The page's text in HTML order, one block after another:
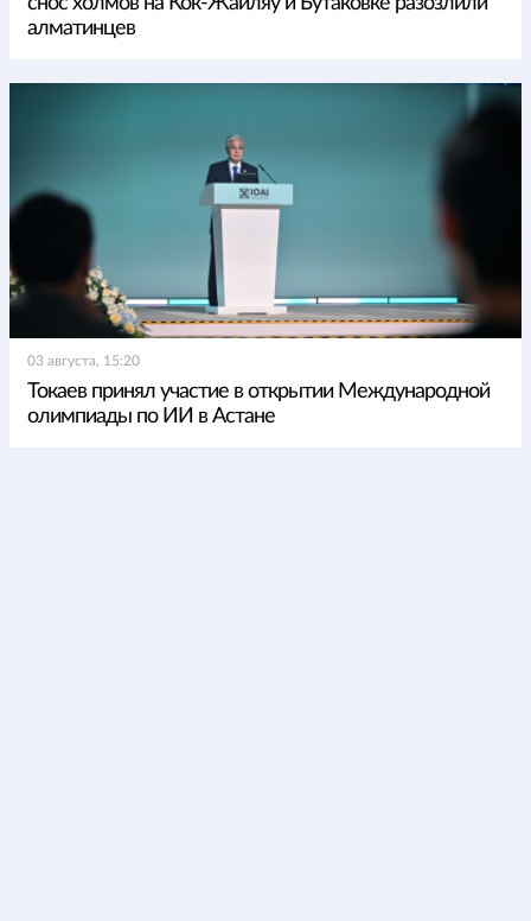
алматинцев
03 августа, 15:20
Токаев принял участие в открытии Международной
олимпиады по ИИ в Астане